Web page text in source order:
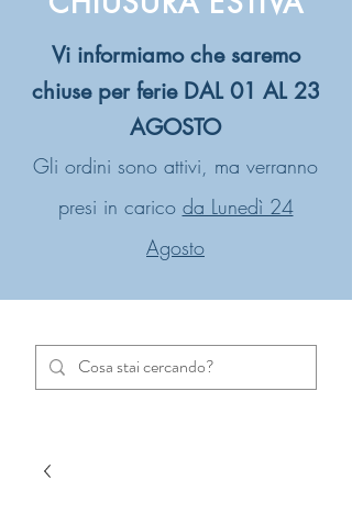
Vi informiamo che saremo
chiuse per ferie DAL 01 AL 23
AGOSTO
Gli ordini sono attivi, ma verranno
presi in carico da Lunedì 24
Agosto